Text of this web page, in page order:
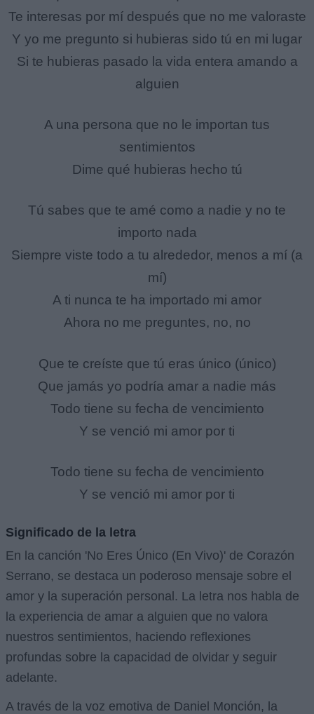
Te interesas por mí después que no me valoraste
Y yo me pregunto si hubieras sido tú en mi lugar
Si te hubieras pasado la vida entera amando a
alguien
A una persona que no le importan tus
sentimientos
Dime qué hubieras hecho tú
Tú sabes que te amé como a nadie y no te
importo nada
Siempre viste todo a tu alrededor, menos a mí (a
mí)
A ti nunca te ha importado mi amor
Ahora no me preguntes, no, no
Que te creíste que tú eras único (único)
Que jamás yo podría amar a nadie más
Todo tiene su fecha de vencimiento
Y se venció mi amor por ti
Todo tiene su fecha de vencimiento
Y se venció mi amor por ti
Significado de la letra
En la canción 'No Eres Único (En Vivo)' de Corazón
Serrano, se destaca un poderoso mensaje sobre el
amor y la superación personal. La letra nos habla de
la experiencia de amar a alguien que no valora
nuestros sentimientos, haciendo reflexiones
profundas sobre la capacidad de olvidar y seguir
adelante.
A través de la voz emotiva de Daniel Monción, la